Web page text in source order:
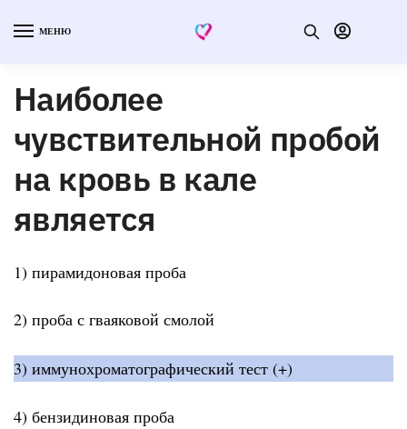
МЕНЮ
Наиболее
чувствительной пробой
на кровь в кале
является
1) пирамидоновая проба
2) проба с гваяковой смолой
3) иммунохроматографический тест (+)
4) бензидиновая проба